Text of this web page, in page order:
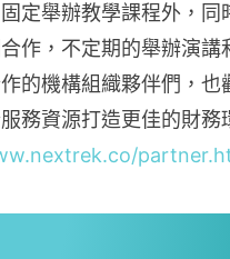
定舉辦教學課程外，同
作，不定期的舉辦演講
的機構組織夥伴們，也
務資源打造更佳的財務